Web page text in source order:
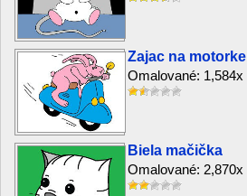
Zajac na motorke
Omalované: 1,584x
Biela mačička
Omalované: 2,870x